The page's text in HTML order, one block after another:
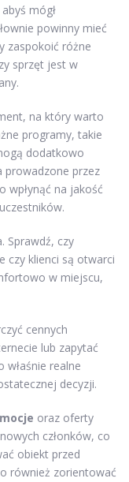
mógł
powinny mieć
zaspokoić różne
sprzęt jest w
na który warto
programy, takie
dodatkowo
prowadzone przez
wpłynąć na jakość
Sprawdź, czy
czy klienci są otwarci
w miejscu,
cennych
lub zapytać
właśnie realne
decyzji.
oraz oferty
członków, co
obiekt przed
również zorientować